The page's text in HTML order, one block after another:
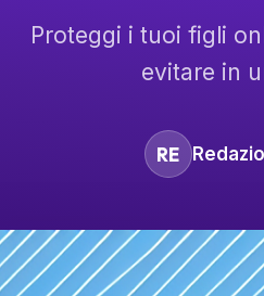
Proteggi i tuoi figli
evitare in
RE